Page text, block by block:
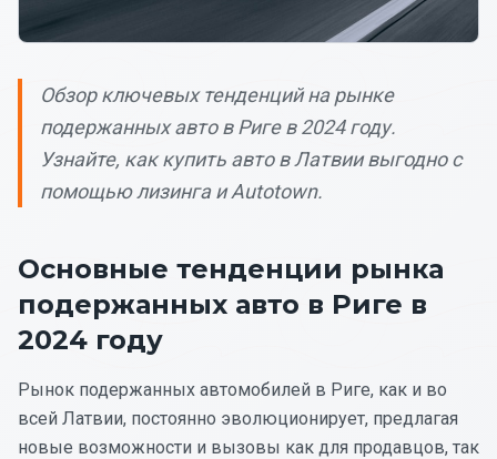
Обзор ключевых тенденций на рынке
подержанных авто в Риге в 2024 году.
Узнайте, как купить авто в Латвии выгодно с
помощью лизинга и Autotown.
Основные тенденции рынка
подержанных авто в Риге в
2024 году
Рынок подержанных автомобилей в Риге, как и во
всей Латвии, постоянно эволюционирует, предлагая
новые возможности и вызовы как для продавцов, так